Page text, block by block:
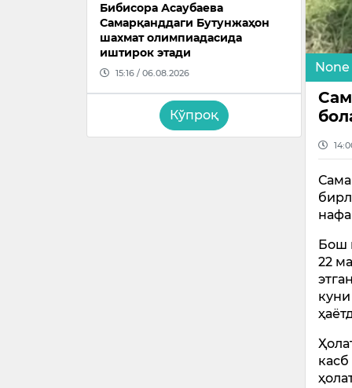
Бибисора Асаубаева
Самарқанддаги Бутунжаҳон
шахмат олимпиадасида
иштирок этади
15:16 / 06.08.2026
Кўпроқ
None
Бош
22